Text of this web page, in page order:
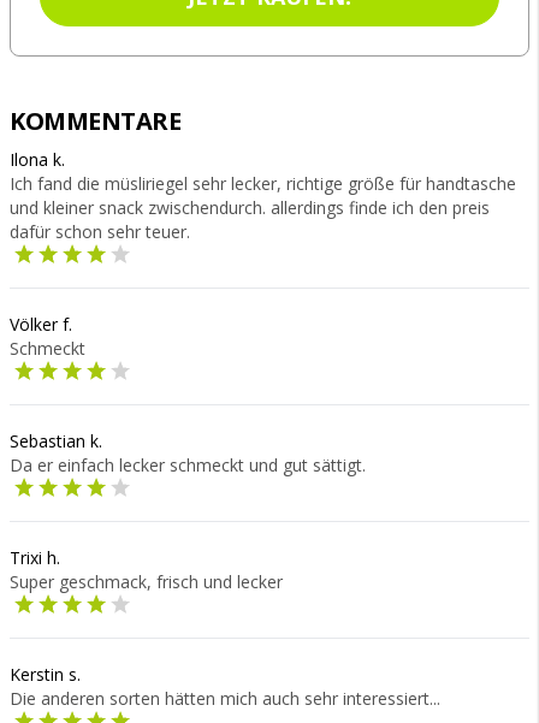
KOMMENTARE
Ilona k.
Ich fand die müsliriegel sehr lecker, richtige größe für handtasche
und kleiner snack zwischendurch. allerdings finde ich den preis
dafür schon sehr teuer.
Völker f.
Schmeckt
Sebastian k.
Da er einfach lecker schmeckt und gut sättigt.
Trixi h.
Super geschmack, frisch und lecker
Kerstin s.
Die anderen sorten hätten mich auch sehr interessiert...